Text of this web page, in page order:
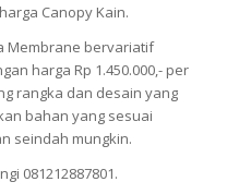
Canopy Kain.
Membrane bervariatif
harga Rp 1.450.000,- per
rangka dan desain yang
bahan yang sesuai
seindah mungkin.
081212887801.